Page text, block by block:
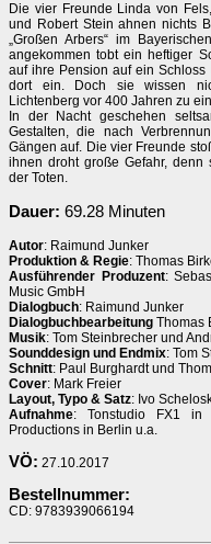
Die vier Freunde Linda von
und Robert Stein ahnen nichts
„Großen Arbers“ im
angekommen tobt ein heftiger
auf ihre Pension auf ein
dort ein. Doch sie wissen
Lichtenberg vor 400 Jahren zu
In der Nacht geschehen
Gestalten, die nach
Gängen auf. Die vier Freunde
ihnen droht große Gefahr,
der Toten.
Dauer: 69.28 Minuten
Autor: Raimund Junker
Produktion & Regie: Thomas
Ausführender Produzent:
Music GmbH
Dialogbuch: Raimund Junker
Dialogbuchbearbeitung Thomas
Musik: Tom Steinbrecher und
Sounddesign und Endmix: Tom
Schnitt: Paul Burghardt und
Cover: Mark Freier
Layout, Typo & Satz: Ivo
Aufnahme: Tonstudio FX1 in
Productions in Berlin u.a.
VÖ: 27.10.2017
Bestellnummer:
CD: 9783939066194